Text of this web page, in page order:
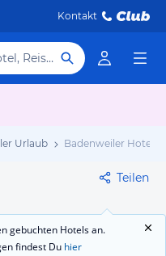
Kontakt
Hotel, Reiseziel
Urlaub Badenweiler Hotels
Teilen
gebuchten Hotels an.
findest Du hier